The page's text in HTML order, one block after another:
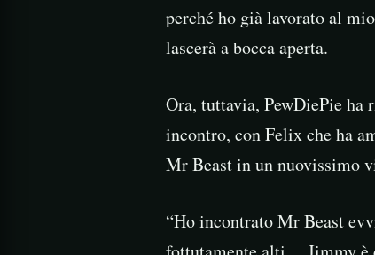
perché ho già lavorato al
lascerà a bocca aperta.
Ora, tuttavia, PewDiePie
incontro, con Felix che ha
Mr Beast in un nuovissimo
“Ho incontrato Mr Beast